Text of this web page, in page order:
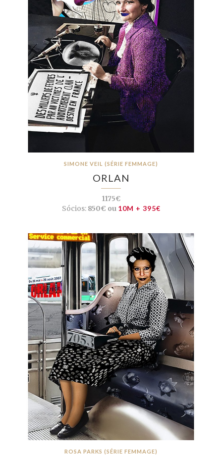
SIMONE VEIL (SÉRIE FEMMAGE)
ORLAN
1175€
Sócios:850€ ou 10M + 395€
ROSA PARKS (SÉRIE FEMMAGE)